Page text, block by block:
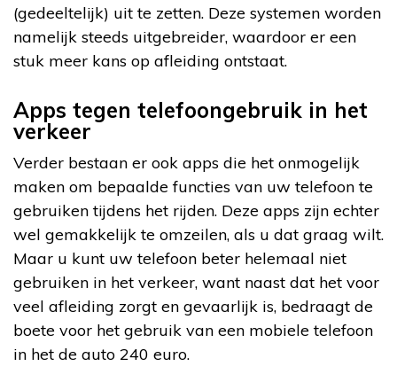
(gedeeltelijk) uit te zetten. Deze systemen worden
namelijk steeds uitgebreider, waardoor er een
stuk meer kans op afleiding ontstaat.
Apps tegen telefoongebruik in het
verkeer
Verder bestaan er ook apps die het onmogelijk
maken om bepaalde functies van uw telefoon te
gebruiken tijdens het rijden. Deze apps zijn echter
wel gemakkelijk te omzeilen, als u dat graag wilt.
Maar u kunt uw telefoon beter helemaal niet
gebruiken in het verkeer, want naast dat het voor
veel afleiding zorgt en gevaarlijk is, bedraagt de
boete voor het gebruik van een mobiele telefoon
in het de auto 240 euro.